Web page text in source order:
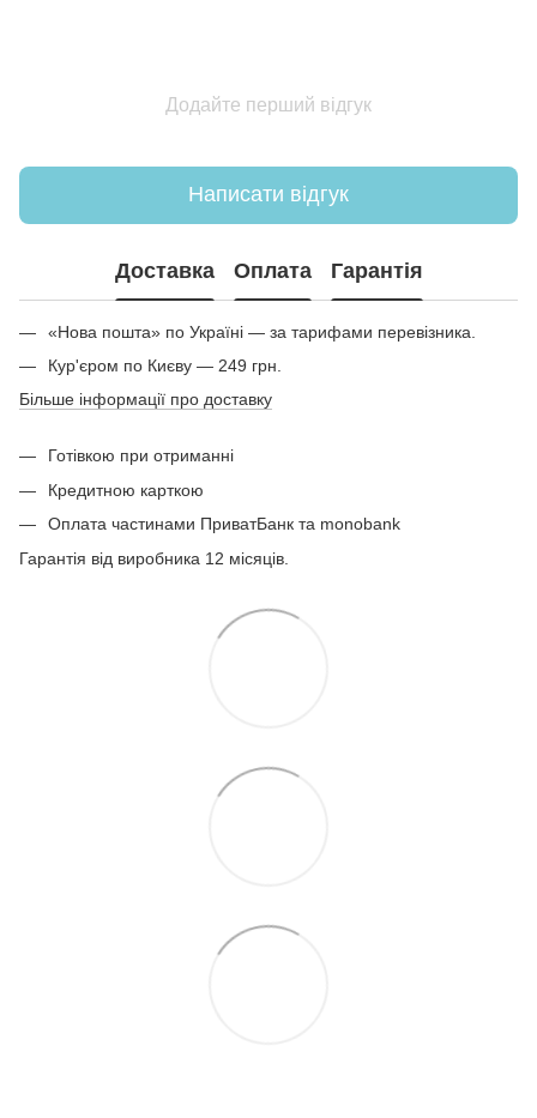
Додайте перший відгук
Написати відгук
Доставка Оплата Гарантія
«Нова пошта» по Україні — за тарифами перевізника.
Кур'єром по Києву — 249 грн.
Більше інформації про доставку
Готівкою при отриманні
Кредитною карткою
Оплата частинами ПриватБанк та monobank
Гарантія від виробника 12 місяців.